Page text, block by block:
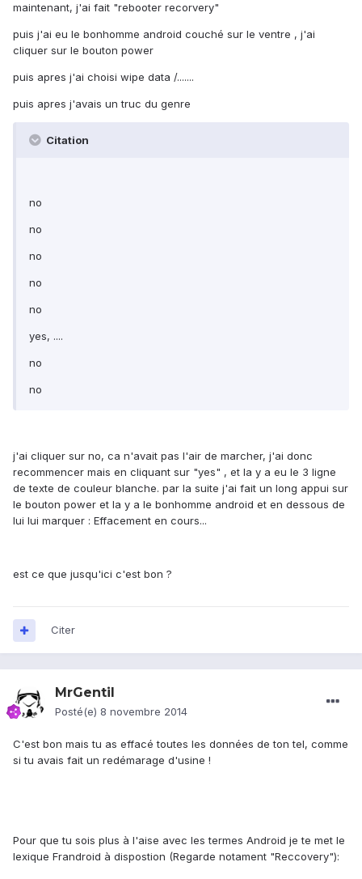
maintenant, j'ai fait "rebooter recorvery"
puis j'ai eu le bonhomme android couché sur le ventre , j'ai
cliquer sur le bouton power
puis apres j'ai choisi wipe data /.......
puis apres j'avais un truc du genre
Citation
no
no
no
no
no
yes, ....
no
no
j'ai cliquer sur no, ca n'avait pas l'air de marcher, j'ai donc
recommencer mais en cliquant sur "yes" , et la y a eu le 3 ligne
de texte de couleur blanche. par la suite j'ai fait un long appui sur
le bouton power et la y a le bonhomme android et en dessous de
lui lui marquer : Effacement en cours...
est ce que jusqu'ici c'est bon ?
Citer
MrGentil
Posté(e) 8 novembre 2014
C'est bon mais tu as effacé toutes les données de ton tel, comme
si tu avais fait un redémarage d'usine !
Pour que tu sois plus à l'aise avec les termes Android je te met le
lexique Frandroid à dispostion (Regarde notament "Reccovery"):